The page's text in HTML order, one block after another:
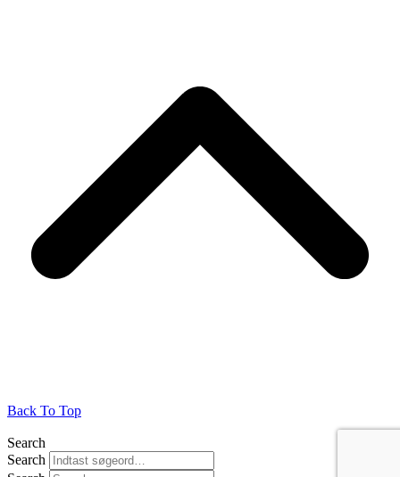
Back To Top
Search
Search